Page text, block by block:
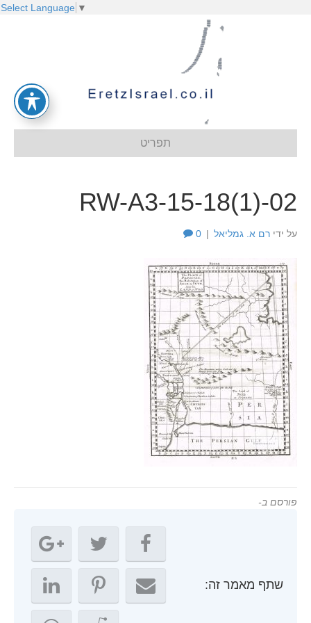
Select Language ▼
תפריט
RW-A3-15-18(1)-02
על ידי רם א. גמליאל |
0
פורסם ב-
שתף מאמר זה: